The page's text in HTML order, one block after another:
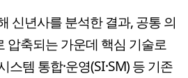
신년사를 분석한 결과, 공통 의
압축되는 가운데 핵심 기술로
템 통합·운영(SI·SM) 등 기존